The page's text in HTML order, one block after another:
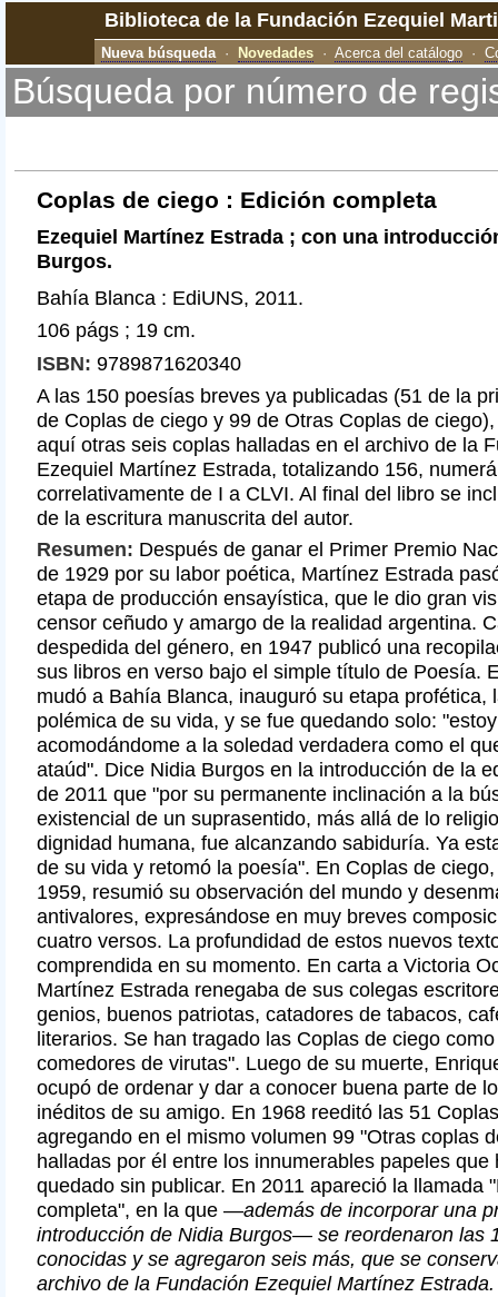
Biblioteca de la Fundación Ezequiel
Nueva búsqueda · Novedades ·Acerca del catálogo ·
Búsqueda por número de
Coplas de ciego : Edición completa
Ezequiel Martínez Estrada ; con una
Burgos.
Bahía Blanca : EdiUNS, 2011.
106 págs ; 19 cm.
ISBN: 9789871620340
A las 150 poesías breves ya publicadas (51 de la
de Coplas de ciego y 99 de Otras Coplas de
aquí otras seis coplas halladas en el archivo de la
Ezequiel Martínez Estrada, totalizando 156,
correlativamente de I a CLVI. Al final del libro se
de la escritura manuscrita del autor.
Resumen: Después de ganar el Primer Premio
de 1929 por su labor poética, Martínez Estrada
etapa de producción ensayística, que le dio gran
censor ceñudo y amargo de la realidad argentina.
despedida del género, en 1947 publicó una
sus libros en verso bajo el simple título de Poesía.
mudó a Bahía Blanca, inauguró su etapa profética,
polémica de su vida, y se fue quedando solo: "estoy
acomodándome a la soledad verdadera como el
ataúd". Dice Nidia Burgos en la introducción de la
de 2011 que "por su permanente inclinación a la
existencial de un suprasentido, más allá de lo
dignidad humana, fue alcanzando sabiduría. Ya
de su vida y retomó la poesía". En Coplas de
1959, resumió su observación del mundo y
antivalores, expresándose en muy breves
cuatro versos. La profundidad de estos nuevos
comprendida en su momento. En carta a Victoria
Martínez Estrada renegaba de sus colegas
genios, buenos patriotas, catadores de tabacos,
literarios. Se han tragado las Coplas de ciego
comedores de virutas". Luego de su muerte,
ocupó de ordenar y dar a conocer buena parte de
inéditos de su amigo. En 1968 reeditó las 51
agregando en el mismo volumen 99 "Otras coplas
halladas por él entre los innumerables papeles que
quedado sin publicar. En 2011 apareció la llamada
completa", en la que —además de incorporar una
introducción de Nidia Burgos— se reordenaron las
conocidas y se agregaron seis más, que se
archivo de la Fundación Ezequiel Martínez Estrada.